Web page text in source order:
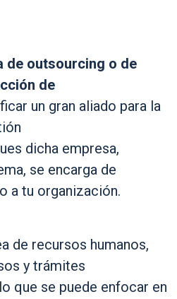
de outsourcing o de
de
un gran aliado para la
dicha empresa,
se encarga de
a tu organización.
de recursos humanos,
y trámites
que se puede enfocar en